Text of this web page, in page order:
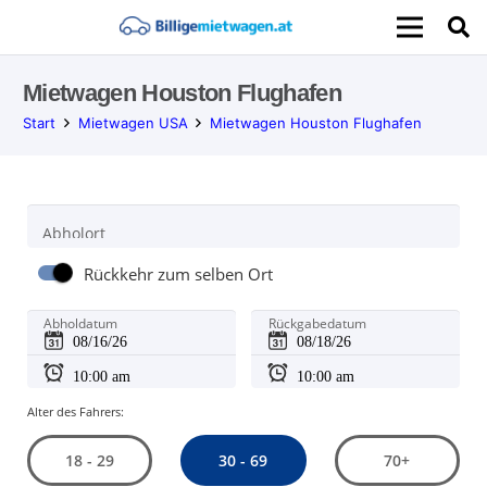
Mietwagen Houston Flughafen
Start Mietwagen USA Mietwagen Houston Flughafen
Abholort
Rückkehr zum selben Ort
Abholdatum Rückgabedatum
Alter des Fahrers:
18 - 29 30 - 69 70+